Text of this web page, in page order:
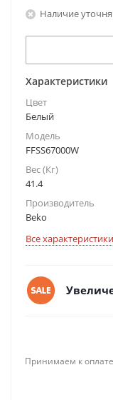
Наличие
Характеристики
Цвет
Белый
Модель
FFSS67000W
Вес (Кг)
41.4
Производитель
Beko
Все характеристики
Принимаем к